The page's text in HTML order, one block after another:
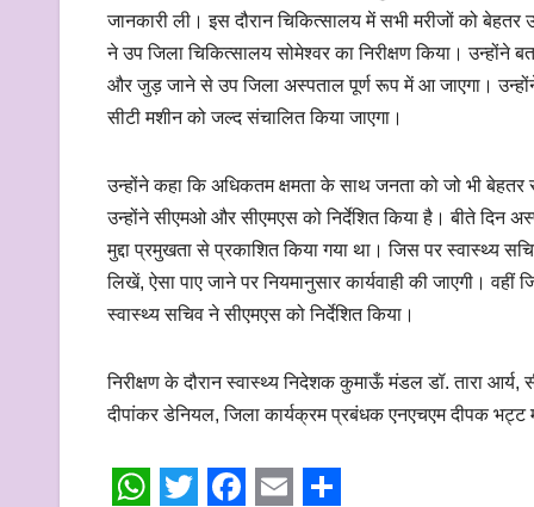
जानकारी ली। इस दौरान चिकित्सालय में सभी मरीजों को
ने उप जिला चिकित्सालय सोमेश्वर का निरीक्षण किया। उन्होंने
और जुड़ जाने से उप जिला अस्पताल पूर्ण रूप में आ जाएगा।
सीटी मशीन को जल्द संचालित किया जाएगा।
उन्होंने कहा कि अधिकतम क्षमता के साथ जनता को जो भी
उन्होंने सीएमओ और सीएमएस को निर्देशित किया है। बीते दिन
मुद्दा प्रमुखता से प्रकाशित किया गया था। जिस पर स्वास्थ्य
लिखें, ऐसा पाए जाने पर नियमानुसार कार्यवाही की जाएगी। वहीं
स्वास्थ्य सचिव ने सीएमएस को निर्देशित किया।
निरीक्षण के दौरान स्वास्थ्य निदेशक कुमाऊँ मंडल डॉ. तारा
दीपांकर डेनियल, जिला कार्यक्रम प्रबंधक एनएचएम दीपक भट्ट